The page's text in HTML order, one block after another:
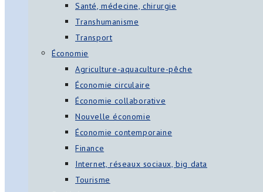
Santé, médecine, chirurgie
Transhumanisme
Transport
Économie
Agriculture-aquaculture-pêche
Économie circulaire
Économie collaborative
Nouvelle économie
Économie contemporaine
Finance
Internet, réseaux sociaux, big data
Tourisme